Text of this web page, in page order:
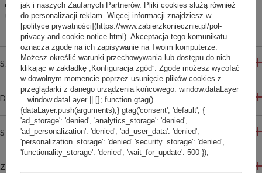
Udostępnij konfigurację
Bezpieczne zakupy
SZCZEGÓŁOWE INFORMACJE
DO POBRANIA
STREFA REKOMENDACJI
ZADAJ PYTANIE
jak i naszych Zaufanych Partnerów. Pliki cookies służą również
do personalizacji reklam. Więcej informacji znajdziesz w
[polityce prywatności](https://www.zabierzkoniecznie.pl/pol-
privacy-and-cookie-notice.html). Akceptacja tego komunikatu
oznacza zgodę na ich zapisywanie na Twoim komputerze.
Możesz określić warunki przechowywania lub dostępu do nich
klikając w zakładkę „Konfiguracja zgód”. Zgodę możesz wycofać
w dowolnym momencie poprzez usunięcie plików cookies z
przeglądarki z danego urządzenia końcowego. window.dataLayer
= window.dataLayer || []; function gtag()
{dataLayer.push(arguments);} gtag('consent', 'default', {
'ad_storage': 'denied', 'analytics_storage': 'denied',
'ad_personalization': 'denied', 'ad_user_data': 'denied',
'personalization_storage': 'denied' 'security_storage': 'denied',
'functionality_storage': 'denied', 'wait_for_update': 500 });